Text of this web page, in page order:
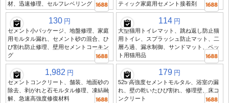
材、迅速修理、セルフレベリング
ティック家庭用セメント接着剤
130 円
セメント小パッケージ、地盤修理、家庭
用モルタル漏れ、セメント砂の混合、ひ
び割れ防止修理、壁用セメントコーキン
グ
114 円
大型猫用トイレマット、跳ね返し防止猫
用トイレ、スプラッシュ防止マット、二
層ろ過、漏水制御、サンドマット、ペッ
ト用猫用品
1,982 円
セメントコンクリート、舗装、地面砂の
除去、剥がれと石モルタル修理、凍結融
解、急速高強度修復材料
179 円
525 高強度セメントモルタル、浴室の漏
れ、壁の乾いたひび割れ、修理壁、床コ
ンクリート